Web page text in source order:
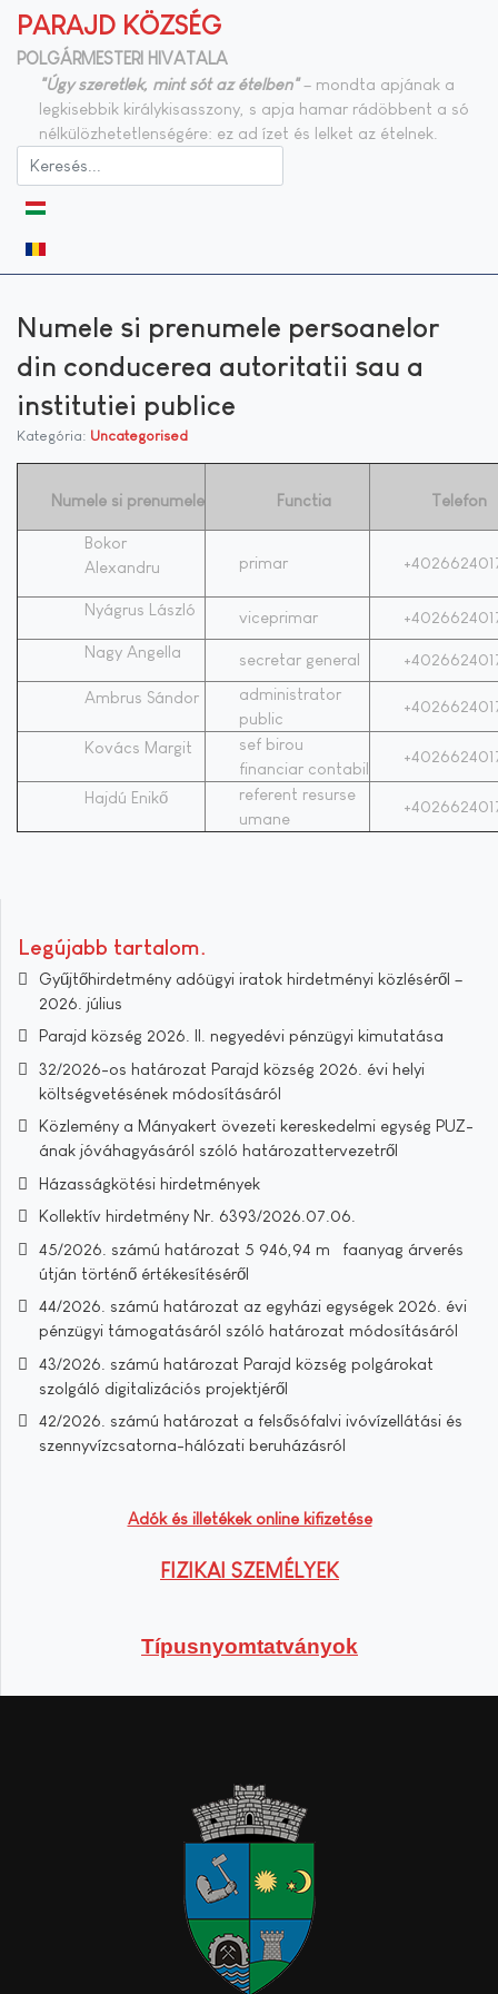
PARAJD KÖZSÉG
POLGÁRMESTERI HIVATALA
"Úgy szeretlek, mint sót az ételben"– mondta apjának a
legkisebbik királykisasszony, s apja hamar rádöbbent a só
nélkülözhetetlenségére: ez ad ízet és lelket az ételnek.
Numele si prenumele persoanelor
din conducerea autoritatii sau a
institutiei publice
Kategória: Uncategorised
Numele si prenumele Functia Telefon
Bokor
Alexandru
primar
Nyágrus László viceprimar
Nagy Angella
secretar general
Ambrus Sándor
administrator
public
Kovács Margit
sef birou
financiar contabil
Hajdú Enikő
referent resurse
umane
Legújabb tartalom
Gyűjtőhirdetmény adóügyi iratok hirdetményi közléséről –
2026. július
Parajd község 2026. II. negyedévi pénzügyi kimutatása
32/2026-os határozat Parajd község 2026. évi helyi
költségvetésének módosításáról
Közlemény a Mányakert övezeti kereskedelmi egység PUZ-
ának jóváhagyásáról szóló határozattervezetről
Házasságkötési hirdetmények
Kollektív hirdetmény Nr. 6393/2026.07.06.
45/2026. számú határozat 5 946,94 m³ faanyag árverés
útján történő értékesítéséről
44/2026. számú határozat az egyházi egységek 2026. évi
pénzügyi támogatásáról szóló határozat módosításáról
43/2026. számú határozat Parajd község polgárokat
szolgáló digitalizációs projektjéről
42/2026. számú határozat a felsősófalvi ivóvízellátási és
szennyvízcsatorna-hálózati beruházásról
Adók és illetékek online kifizetése
FIZIKAI SZEMÉLYEK
Típusnyomtatványok